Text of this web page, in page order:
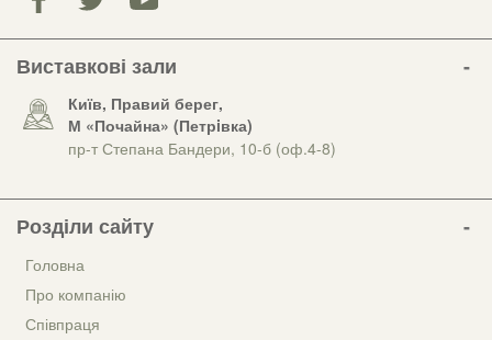
Виставкові зали
Київ, Правий берег,
М «Почайна» (Петрiвка)
пр-т Степана Бандери, 10-б (оф.4-8)
Розділи сайту
Головна
Про компанію
Співпраця